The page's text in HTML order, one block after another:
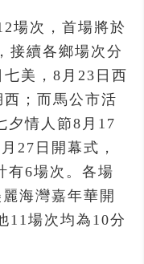
場次，首場將於
接續各鄉場次分
美，8月23日西
；而馬公市活
夕情人節8月17
27日開幕式，
有6場次。各場
海灣嘉年華開
11場次均為10分